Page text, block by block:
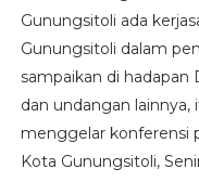
Gunungsitoli ada
Gunungsitoli dalam
sampaikan di
dan undangan lainnya,
menggelar konferensi
Kota Gunungsitoli,